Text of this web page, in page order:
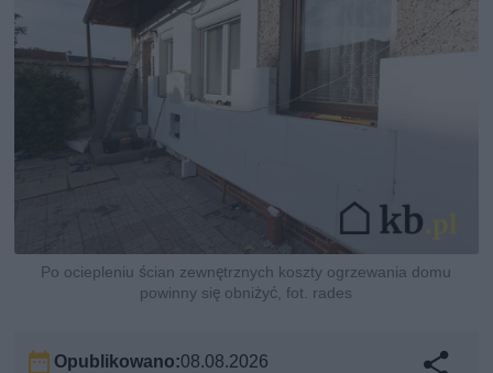
Po ociepleniu ścian zewnętrznych koszty ogrzewania domu
powinny się obniżyć, fot. rades
Opublikowano:08.08.2026